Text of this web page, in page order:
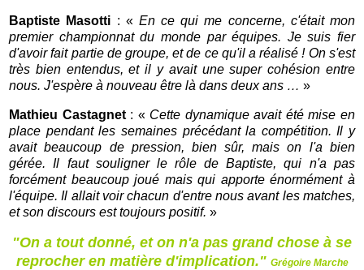
Baptiste Masotti : « En ce qui me concerne, c'était mon
premier championnat du monde par équipes. Je suis fier
d'avoir fait partie de groupe, et de ce qu'il a réalisé ! On s'est
très bien entendus, et il y avait une super cohésion entre
nous. J'espère à nouveau être là dans deux ans … »
Mathieu Castagnet: « Cette dynamique avait été mise en
place pendant les semaines précédant la compétition. Il y
avait beaucoup de pression, bien sûr, mais on l'a bien
gérée. Il faut souligner le rôle de Baptiste, qui n'a pas
forcément beaucoup joué mais qui apporte énormément à
l'équipe. Il allait voir chacun d'entre nous avant les matches,
et son discours est toujours positif.»
"On a tout donné, et on n'a pas grand chose à se
reprocher en matière d'implication." Grégoire Marche